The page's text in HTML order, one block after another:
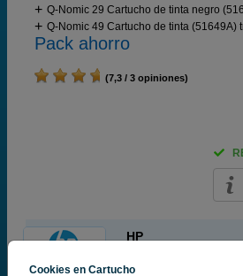
Q-Nomic 29 Cartucho de tinta negro
Q-Nomic 49 Cartucho de tinta (51649A)
Pack ahorro
(7,3 / 3 opiniones)
HP
Cookies en Cartucho